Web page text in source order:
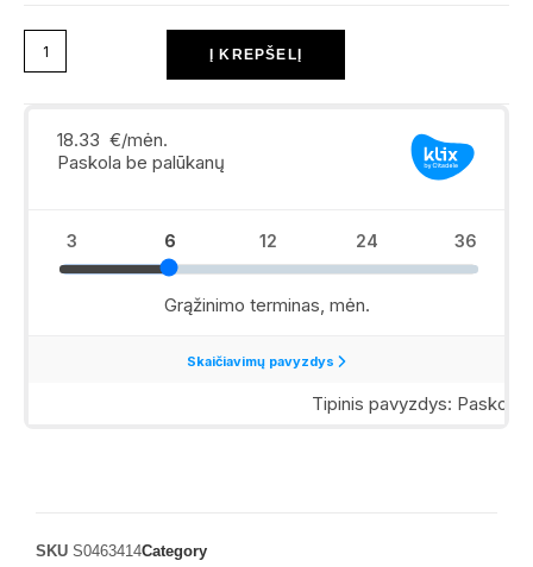
Į KREPŠELĮ
SKU S0463414Category